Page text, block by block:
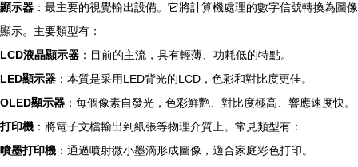
顯示器 ：最主要的視覺輸出設備。它將計算機處理的數字信號轉換為圖像
顯示。主要類型有：
LCD液晶顯示器 ：目前的主流，具有輕薄、功耗低的特點。
LED顯示器 ：本質是采用LED背光的LCD，色彩和對比度更佳。
OLED顯示器 ：每個像素自發光，色彩鮮艷、對比度極高、響應速度快。
打印機 ：將電子文檔輸出到紙張等物理介質上。常見類型有：
噴墨打印機 ：通過噴射微小墨滴形成圖像，適合家庭彩色打印。